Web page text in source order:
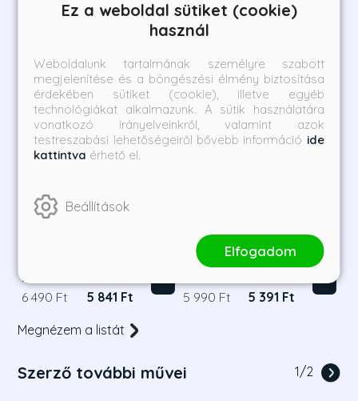
Stealing home - Elfutás -
Borító ár:
6 490 Ft 5 841 Ft
Grace Reilly
5 990 Ft 5 391 Ft
Megnézem a listát
Szerző további művei 1/2
Ez a weboldal sütiket (cookie)
használ
Weboldalunk tartalmának személyre szabott
megjelenítése és a böngészési élmény biztosítása
érdekében sütiket (cookie), illetve egyéb
technológiákat alkalmazunk. A sütik használatára
vonatkozó irányelveinkről, valamint azok
testreszabási lehetőségeiről bővebb információ ide
kattintva érhető el.
Beállítások
Elfogadom